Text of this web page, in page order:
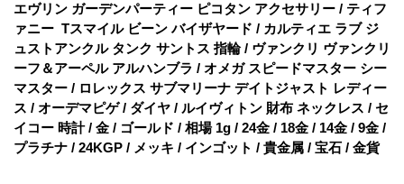
エヴリン ガーデンパーティー ピコタン アクセサリー / ティフ
ァニー Tスマイル ビーン バイザヤード / カルティエ ラブ ジ
ュストアンクル タンク サントス 指輪 / ヴァンクリ ヴァンクリ
ーフ＆アーペル アルハンブラ / オメガ スピードマスター シー
マスター / ロレックス サブマリーナ デイトジャスト レディー
ス / オーデマピゲ / ダイヤ / ルイヴィトン 財布 ネックレス / セ
イコー 時計 / 金 / ゴールド / 相場 1g / 24金 / 18金 / 14金 / 9金 /
プラチナ / 24KGP / メッキ / インゴット / 貴金属 / 宝石 / 金貨